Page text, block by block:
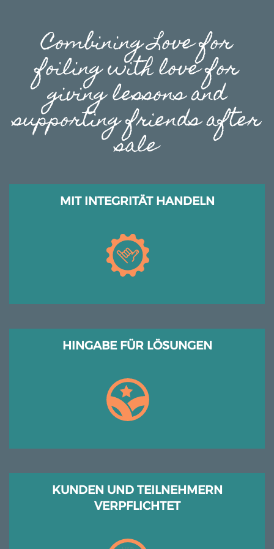
Combining Lovefor
foiling withlove for
giving lessons and
supporting friends after
sale
MIT INTEGRITÄT HANDELN
HINGABE FÜR LÖSUNGEN
KUNDEN UND TEILNEHMERN
VERPFLICHTET